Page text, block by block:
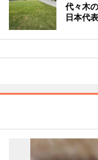
代々木
日本代